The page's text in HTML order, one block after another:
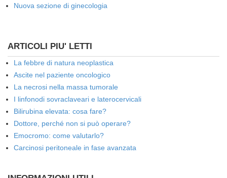
Nuova sezione di ginecologia
ARTICOLI PIU' LETTI
La febbre di natura neoplastica
Ascite nel paziente oncologico
La necrosi nella massa tumorale
I linfonodi sovraclaveari e laterocervicali
Bilirubina elevata: cosa fare?
Dottore, perché non si può operare?
Emocromo: come valutarlo?
Carcinosi peritoneale in fase avanzata